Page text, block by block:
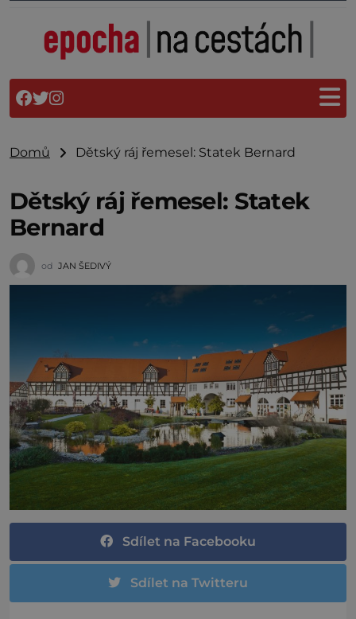
Domů Dětský ráj řemesel: Statek Bernard
Dětský ráj řemesel: Statek
Bernard
od JAN ŠEDIVÝ
Sdílet na Facebooku
Sdílet na Twitteru